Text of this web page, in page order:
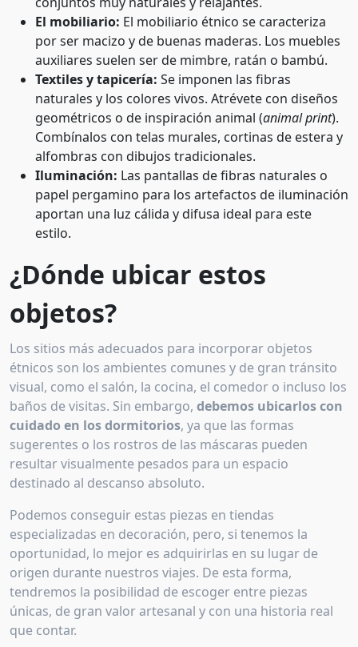
El mobiliario: El mobiliario étnico se caracteriza
por ser macizo y de buenas maderas. Los muebles
auxiliares suelen ser de mimbre, ratán o bambú.
Textiles y tapicería: Se imponen las fibras
naturales y los colores vivos. Atrévete con diseños
geométricos o de inspiración animal (animal print).
Combínalos con telas murales, cortinas de estera y
alfombras con dibujos tradicionales.
Iluminación: Las pantallas de fibras naturales o
papel pergamino para los artefactos de iluminación
aportan una luz cálida y difusa ideal para este
estilo.
¿Dónde ubicar estos
objetos?
Los sitios más adecuados para incorporar objetos
étnicos son los ambientes comunes y de gran tránsito
visual, como el salón, la cocina, el comedor o incluso los
baños de visitas. Sin embargo, debemos ubicarlos con
cuidado en los dormitorios, ya que las formas
sugerentes o los rostros de las máscaras pueden
resultar visualmente pesados para un espacio
destinado al descanso absoluto.
Podemos conseguir estas piezas en tiendas
especializadas en decoración, pero, si tenemos la
oportunidad, lo mejor es adquirirlas en su lugar de
origen durante nuestros viajes. De esta forma,
tendremos la posibilidad de escoger entre piezas
únicas, de gran valor artesanal y con una historia real
que contar.